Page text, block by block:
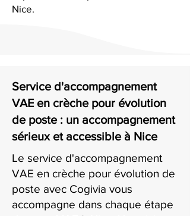
Nice.
Service d'accompagnement
VAE en crèche pour évolution
de poste : un accompagnement
sérieux et accessible à Nice
Le service d'accompagnement
VAE en crèche pour évolution de
poste avec Cogivia vous
accompagne dans chaque étape